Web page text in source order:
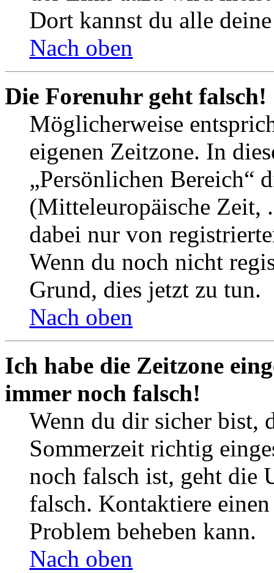
Dort kannst du alle
Nach oben
Die Forenuhr geht falsch!
Möglicherweise
eigenen Zeitzone. In
„Persönlichen Bereich“
(Mitteleuropäische Zeit,
dabei nur von
Wenn du noch nicht
Grund, dies jetzt zu tun.
Nach oben
Ich habe die Zeitzone
immer noch falsch!
Wenn du dir sicher bist,
Sommerzeit richtig
noch falsch ist, geht die
falsch. Kontaktiere
Problem beheben kann.
Nach oben